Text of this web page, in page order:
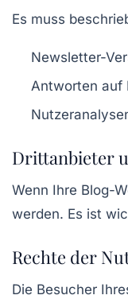
Es muss
Newsletter-
Antworten auf
Drittanbieter
Wenn Ihre Blog-
werden. Es ist
Rechte der
Die Besucher